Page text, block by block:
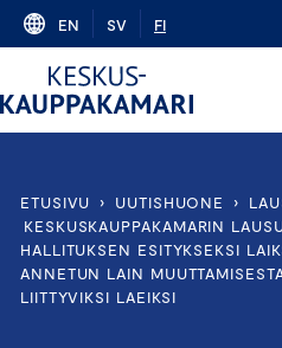
Skip
content
EN SV FI
ETUSIVU › UUTISHUONE ›
KESKUSKAUPPAKAMARIN
HALLITUKSEN ESITYKSEKSI
ANNETUN LAIN
LIITTYVIKSI LAEIKSI